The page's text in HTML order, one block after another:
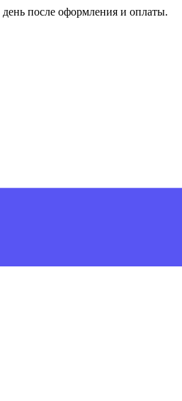
после оформления и оплаты.